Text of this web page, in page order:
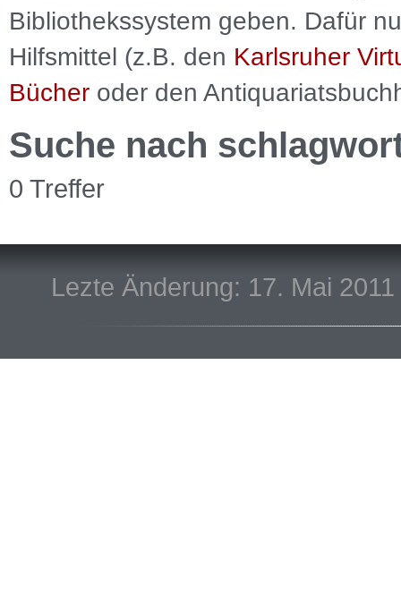
Bibliothekssystem geben. Dafür
Hilfsmittel (z.B. den Karlsruher
Bücher oder den
Suche nach
0 Treffer
Lezte Änderung: 17. Mai